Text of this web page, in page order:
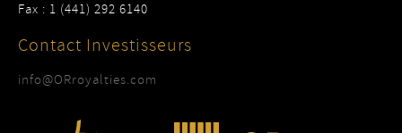
Fax : 1 (441) 292 6140
Contact Investisseurs
info@ORroyalties.com